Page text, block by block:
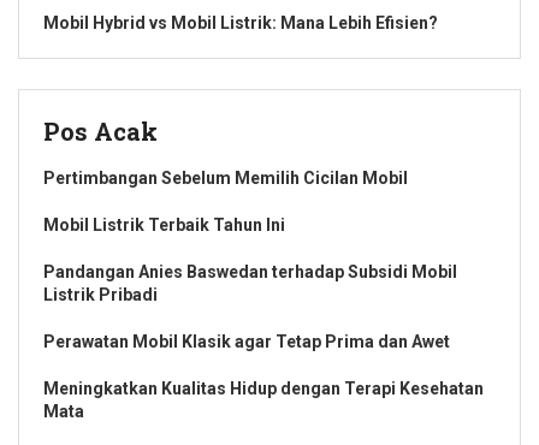
Mobil Hybrid vs Mobil Listrik: Mana Lebih Efisien?
Pos Acak
Pertimbangan Sebelum Memilih Cicilan Mobil
Mobil Listrik Terbaik Tahun Ini
Pandangan Anies Baswedan terhadap Subsidi Mobil
Listrik Pribadi
Perawatan Mobil Klasik agar Tetap Prima dan Awet
Meningkatkan Kualitas Hidup dengan Terapi Kesehatan
Mata